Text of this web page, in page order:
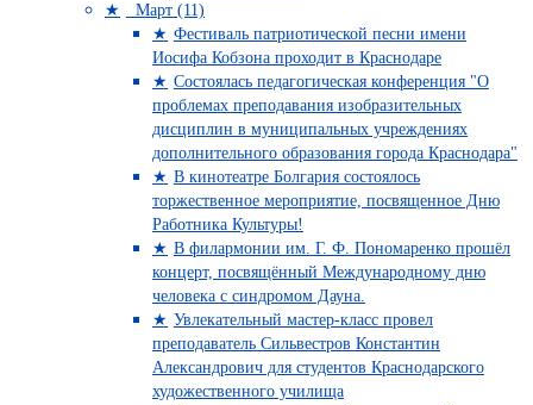
Март (11)
Фестиваль патриотической песни имени
Иосифа Кобзона проходит в Краснодаре
Состоялась педагогическая конференция "О
проблемах преподавания изобразительных
дисциплин в муниципальных учреждениях
дополнительного образования города Краснодара"
В кинотеатре Болгария состоялось
торжественное мероприятие, посвященное Дню
Работника Культуры!
В филармонии им. Г. Ф. Пономаренко прошёл
концерт, посвящённый Международному дню
человека с синдромом Дауна.
Увлекательный мастер-класс провел
преподаватель Сильвестров Константин
Александрович для студентов Краснодарского
художественного училища